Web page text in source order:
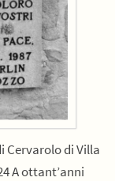
Cervarolo di Villa
A ottant’anni